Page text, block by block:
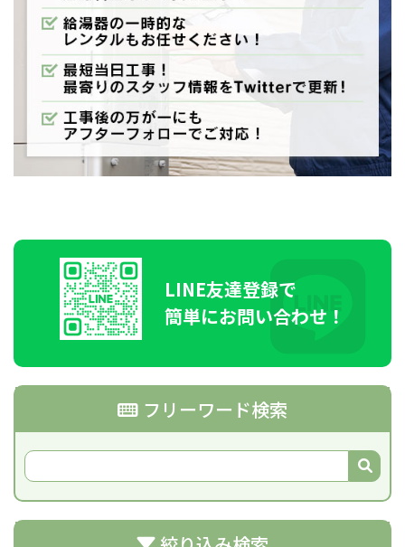
LINE友達登録で
簡単にお問い合わせ！
フリーワード検索